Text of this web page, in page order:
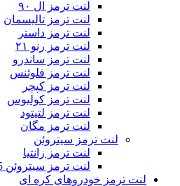
لنت ترمز ال ۹۰
لنت ترمز تالیسمان
لنت ترمز داستر
لنت ترمز رنو ۲۱
لنت ترمز ساندرو
لنت ترمز فلوئنس
لنت ترمز کپچر
لنت ترمز کولیوس
لنت ترمز لتیتود
لنت ترمز مگان
لنت ترمز سیتروئن
لنت ترمز زانتیا
لنت ترمز سیتروئن C5
لنت ترمز خودروهای کره ای